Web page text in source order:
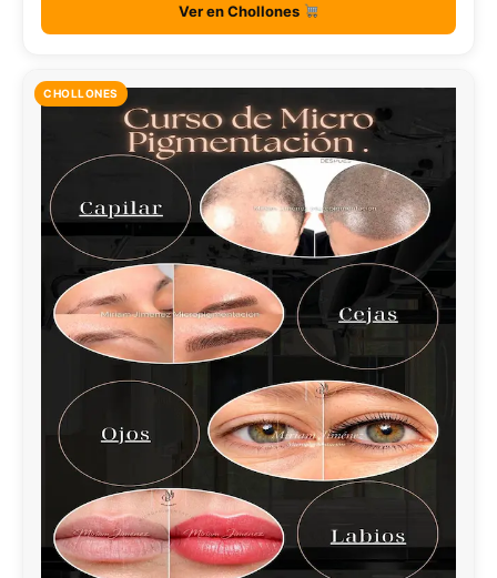
Ver en Chollones
CHOLLONES